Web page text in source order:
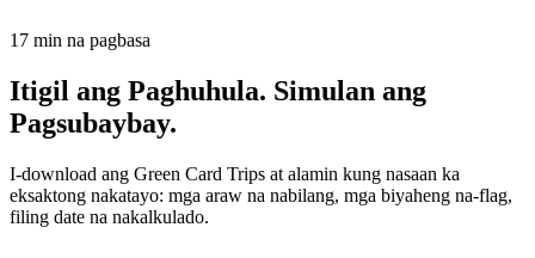
17 min na pagbasa
Itigil ang Paghuhula. Simulan ang
Pagsubaybay.
I-download ang Green Card Trips at alamin kung nasaan ka
eksaktong nakatayo: mga araw na nabilang, mga biyaheng na-flag,
filing date na nakalkulado.